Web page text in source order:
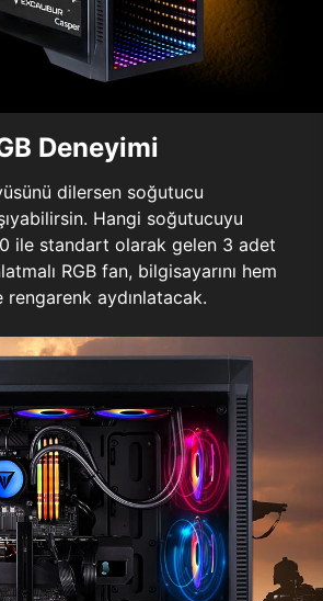
Deneyimi
dilersen soğutucu
Hangi soğutucuyu
ile standart olarak gelen 3 adet
RGB fan, bilgisayarını hem
aydınlatacak.